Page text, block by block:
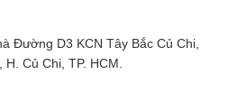
Đường D3 KCN Tây Bắc Củ Chi,
Củ Chi, TP. HCM.